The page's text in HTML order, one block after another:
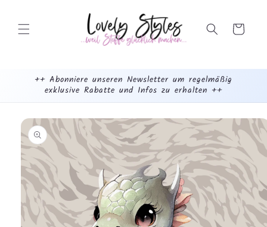
Inhalt Warenkorb
++ Abonniere unseren Newsletter um regelmäßig
exklusive Rabatte und Infos zu erhalten ++
mehr
dazu...